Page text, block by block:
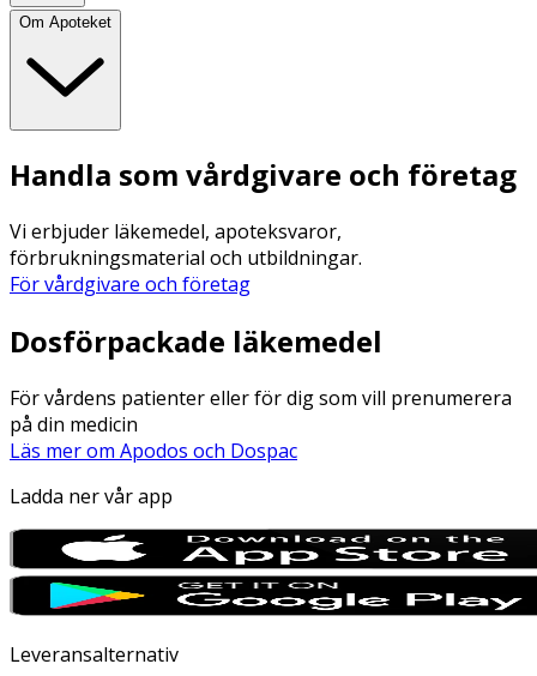
Om Apoteket
Handla som vårdgivare och företag
Vi erbjuder läkemedel, apoteksvaror,
förbrukningsmaterial och utbildningar.
För vårdgivare och företag
Dosförpackade läkemedel
För vårdens patienter eller för dig som vill prenumerera
på din medicin
Läs mer om Apodos och Dospac
Ladda ner vår app
Leveransalternativ